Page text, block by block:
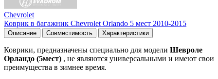
Chevrolet
Коврик в багажник Chevrolet Orlando 5 мест 2010-2015
Описание Совместимость Характеристики
Коврики, предназначены специально для модели Шевроле
Орландо (5мест) , не являются универсальными и имеют свои
преимущества в зимнее время.